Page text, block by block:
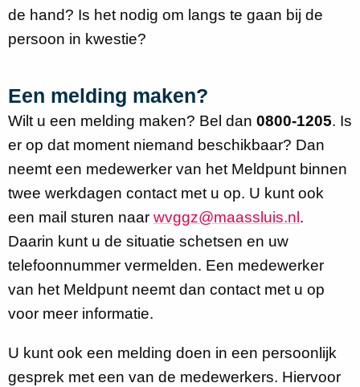
de hand? Is het nodig om langs te gaan bij de
persoon in kwestie?
Een melding maken?
Wilt u een melding maken? Bel dan 0800-1205. Is
er op dat moment niemand beschikbaar? Dan
neemt een medewerker van het Meldpunt binnen
twee werkdagen contact met u op. U kunt ook
een mail sturen naar wvggz@maassluis.nl .
Daarin kunt u de situatie schetsen en uw
telefoonnummer vermelden. Een medewerker
van het Meldpunt neemt dan contact met u op
voor meer informatie.
U kunt ook een melding doen in een persoonlijk
gesprek met een van de medewerkers. Hiervoor